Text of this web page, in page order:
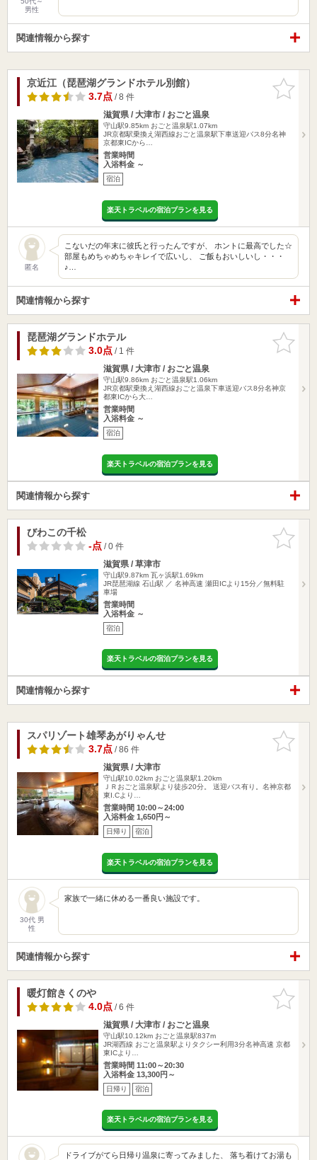
男性
関連情報から探す
お気に入
りに追加
京近江（琵琶湖グランドホテル別館）
3.7点/ 8 件
滋賀県 / 大津市 / おごと温泉
守山駅9.85km おごと温泉駅1.07km
JR京都駅乗換え湖西線おごと温泉駅下車送迎バス8分名神
京都東ICから…
営業時間
入浴料金 ～
宿泊
楽天トラベルの宿泊プランを見る
匿名
こないだの年末に彼氏と行ったんですが、 ホントに最高でした☆
部屋もめちゃめちゃキレイで広いし、 ご飯もおいしいし・・・
♪…
関連情報から探す
お気に入
りに追加
琵琶湖グランドホテル
3.0点/ 1 件
滋賀県 / 大津市 / おごと温泉
守山駅9.86km おごと温泉駅1.06km
JR京都駅乗換え湖西線おごと温泉下車送迎バス8分名神京
都東ICから大…
営業時間
入浴料金 ～
宿泊
楽天トラベルの宿泊プランを見る
関連情報から探す
お気に入
りに追加
びわこの千松
-点/ 0 件
滋賀県 / 草津市
守山駅9.87km 瓦ヶ浜駅1.69km
JR琵琶湖線 石山駅 ／ 名神高速 瀬田ICより15分／無料駐
車場
営業時間
入浴料金 ～
宿泊
楽天トラベルの宿泊プランを見る
関連情報から探す
お気に入
りに追加
スパリゾート雄琴あがりゃんせ
3.7点/ 86 件
滋賀県 / 大津市
守山駅10.02km おごと温泉駅1.20km
ＪＲおごと温泉駅より徒歩20分。 送迎バス有り。名神京都
東I.Cより…
営業時間 10:00～24:00
入浴料金 1,650円～
日帰り 宿泊
楽天トラベルの宿泊プランを見る
30代 男
性
家族で一緒に休める一番良い施設です。
関連情報から探す
お気に入
りに追加
暖灯館きくのや
4.0点/ 6 件
滋賀県 / 大津市 / おごと温泉
守山駅10.12km おごと温泉駅837m
JR湖西線 おごと温泉駅よりタクシー利用3分名神高速 京都
東ICより…
営業時間 11:00～20:30
入浴料金 13,300円～
日帰り 宿泊
楽天トラベルの宿泊プランを見る
ドライブがてら日帰り温泉に寄ってみました、 落ち着けてお湯も